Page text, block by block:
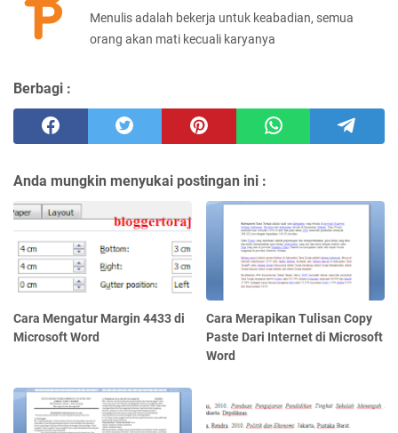
Menulis adalah bekerja untuk keabadian, semua
orang akan mati kecuali karyanya
Berbagi :
Anda mungkin menyukai postingan ini :
Cara Mengatur Margin 4433 di
Microsoft Word
Cara Merapikan Tulisan Copy
Paste Dari Internet di Microsoft
Word